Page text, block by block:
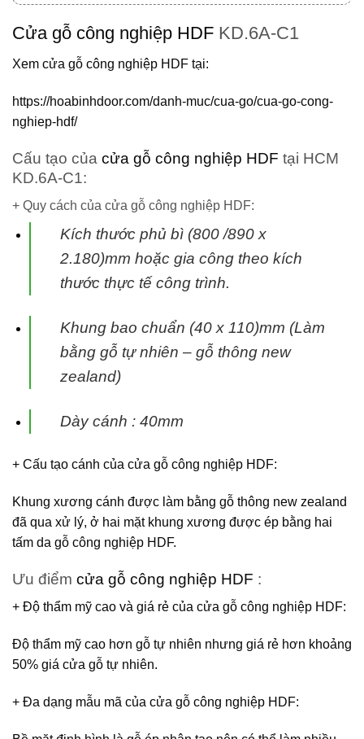
Cửa gỗ công nghiệp HDF KD.6A-C1
Xem cửa gỗ công nghiệp HDF tại:
https://hoabinhdoor.com/danh-muc/cua-go/cua-go-cong-
nghiep-hdf/
Cấu tạo của cửa gỗ công nghiệp HDF tại HCM
KD.6A-C1:
+ Quy cách của cửa gỗ công nghiệp HDF:
Kích thước phủ bì (800 /890 x
2.180)mm hoặc gia công theo kích
thước thực tế công trình.
Khung bao chuẩn (40 x 110)mm (Làm
bằng gỗ tự nhiên – gỗ thông new
zealand)
Dày cánh : 40mm
+ Cấu tạo cánh của cửa gỗ công nghiệp HDF:
Khung xương cánh được làm bằng gỗ thông new zealand
đã qua xử lý, ở hai mặt khung xương được ép bằng hai
tấm da gỗ công nghiệp HDF.
Ưu điểm cửa gỗ công nghiệp HDF :
+ Độ thẩm mỹ cao và giá rẻ của cửa gỗ công nghiệp HDF:
Độ thẩm mỹ cao hơn gỗ tự nhiên nhưng giá rẻ hơn khoảng
50% giá cửa gỗ tự nhiên.
+ Đa dạng mẫu mã của cửa gỗ công nghiệp HDF: